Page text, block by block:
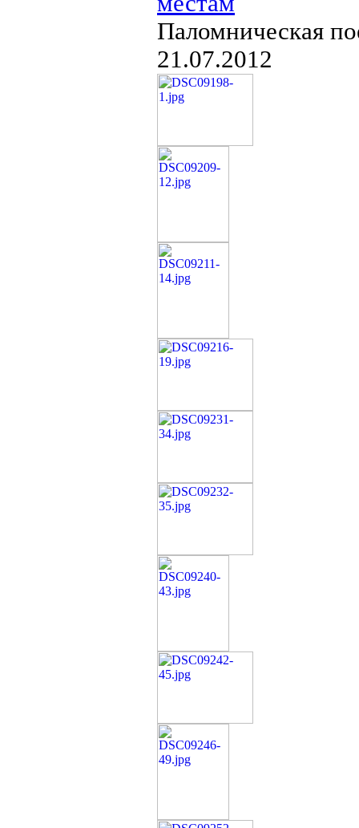
Паломническая
21.07.2012